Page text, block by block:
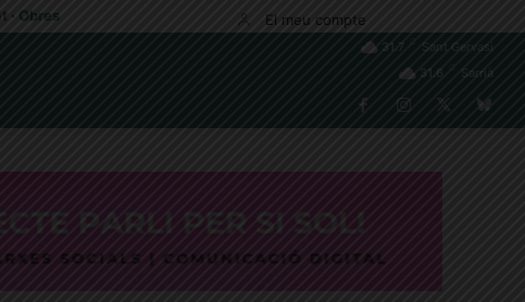
· Obres El meu compte
31.7
Sant Gervasi
31.6
Sarrià